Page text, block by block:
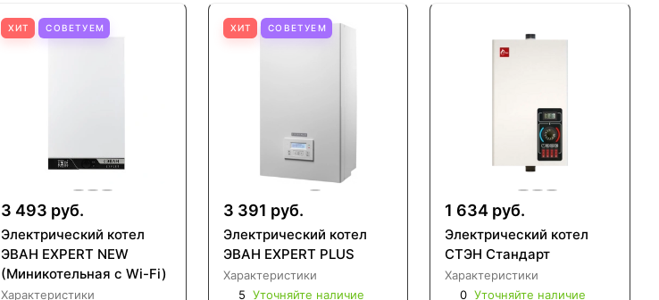
ХИТ СОВЕТУЕМ
3 493 руб.
Электрический котел
ЭВАН EXPERT NEW
(Миникотельная с Wi-Fi)
Характеристики
ХИТ СОВЕТУЕМ
3 391 руб.
Электрический котел
ЭВАН EXPERT PLUS
Характеристики
5 Уточняйте наличие
1 634 руб.
Электрический котел
СТЭН Стандарт
Характеристики
0 Уточняйте наличие